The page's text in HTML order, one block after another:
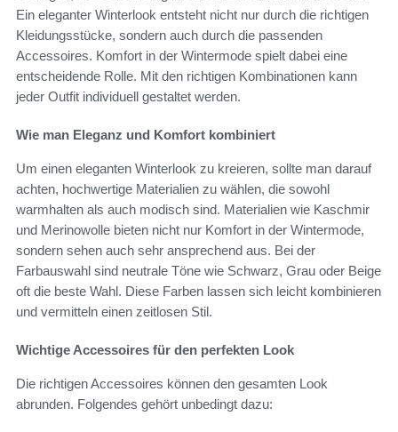
Ein eleganter Winterlook entsteht nicht nur durch die richtigen
Kleidungsstücke, sondern auch durch die passenden
Accessoires. Komfort in der Wintermode spielt dabei eine
entscheidende Rolle. Mit den richtigen Kombinationen kann
jeder Outfit individuell gestaltet werden.
Wie man Eleganz und Komfort kombiniert
Um einen eleganten Winterlook zu kreieren, sollte man darauf
achten, hochwertige Materialien zu wählen, die sowohl
warmhalten als auch modisch sind. Materialien wie Kaschmir
und Merinowolle bieten nicht nur Komfort in der Wintermode,
sondern sehen auch sehr ansprechend aus. Bei der
Farbauswahl sind neutrale Töne wie Schwarz, Grau oder Beige
oft die beste Wahl. Diese Farben lassen sich leicht kombinieren
und vermitteln einen zeitlosen Stil.
Wichtige Accessoires für den perfekten Look
Die richtigen Accessoires können den gesamten Look
abrunden. Folgendes gehört unbedingt dazu: